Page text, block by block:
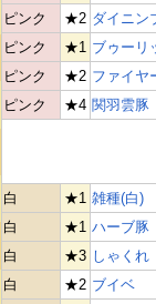
ピンク
★2 ダイニン
ピンク
★1 ブゥーリ
ピンク
★2 ファイヤ
ピンク
★4 関羽雲豚
白 ★1 雑種(白)
白
★1 ハーブ豚
白
★3 しゃくれ
白
★2 ブイベ